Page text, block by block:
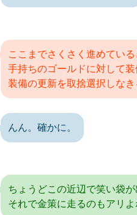
ここまでさくさく進めている
手持ちのゴールドに対して
装備の更新を取捨選択しな
んん。確かに。
ちょうどこの近辺で笑い袋
それで金策に走るのもアリよ